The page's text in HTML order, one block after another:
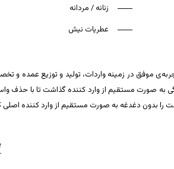
زنانه / مردانه
عطریات نیش
موفق در زمینه واردات، تولید و توزیع عمده و
صورت مستقیم از وارد کننده گذاشت تا با حذف
بدون دغدغه به صورت مستقیم از وارد کننده اصلی